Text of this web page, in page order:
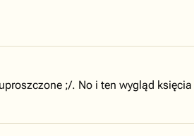
;/. No i ten wygląd